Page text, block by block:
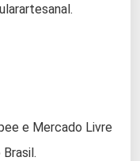
e Mercado Livre